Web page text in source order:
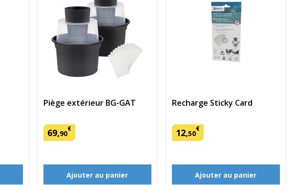
Piège extérieur BG-GAT
69,90
€
Ajouter au panier
Recharge Sticky Card
12,50
€
Ajouter au panier